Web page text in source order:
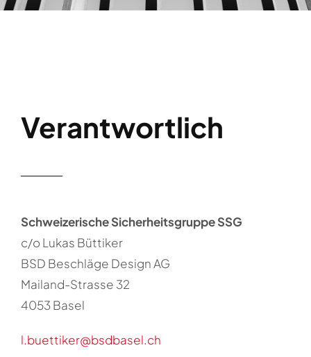
Verantwortlich
Schweizerische Sicherheitsgruppe SSG
c/o Lukas Büttiker
BSD Beschläge Design AG
Mailand-Strasse 32
4053 Basel
l.buettiker@bsdbasel.ch